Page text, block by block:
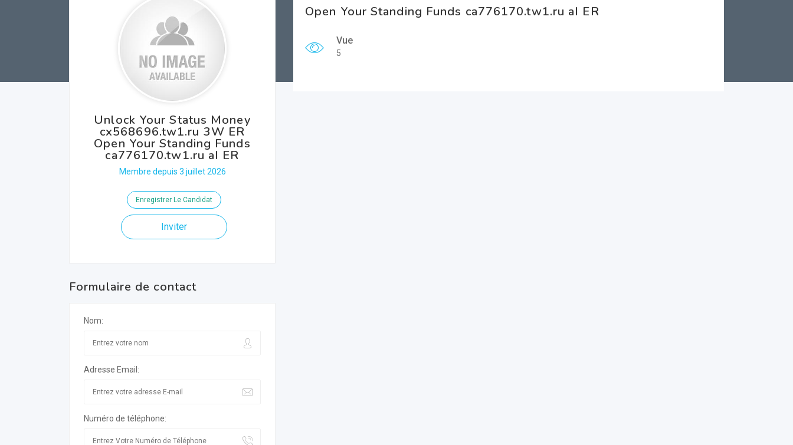
Unlock Your Status Money
cx568696.tw1.ru 3W ER
Open Your Standing Funds
ca776170.tw1.ru aI ER
Membre depuis 3 juillet 2026
Enregistrer Le Candidat
Inviter
Formulaire de contact
Nom:
Adresse Email:
Numéro de téléphone:
Open Your Standing Funds ca776170.tw1.ru aI ER
Vue
5